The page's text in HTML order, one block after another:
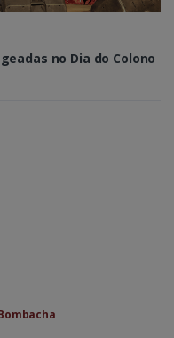
no Dia do Colono